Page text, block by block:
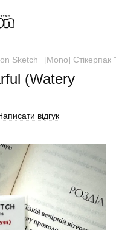
Sketch [Mono]
(Watery
відгук